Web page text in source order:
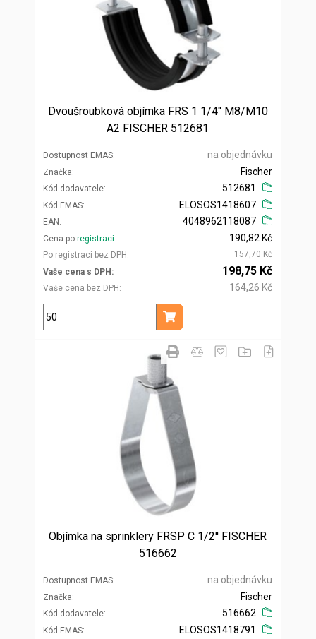
Dvoušroubková objímka FRS 1 1/4" M8/M10
A2 FISCHER 512681
Dostupnost EMAS na objednávku
Značka
Kód dodavatele
Fischer
512681
Kód EMAS
EAN
ELOSOS1418607
4048962118087
Cena po registraci
Po registraci bez DPH
190,82 Kč
157,70 Kč
Vaše cena s DPH
Vaše cena bez DPH
198,75 Kč
164,26 Kč
ks
Přidat do košíku
Objímka na sprinklery FRSP C 1/2'' FISCHER
516662
Dostupnost EMAS na objednávku
Značka
Kód dodavatele
Fischer
516662
Kód EMAS
ELOSOS1418791